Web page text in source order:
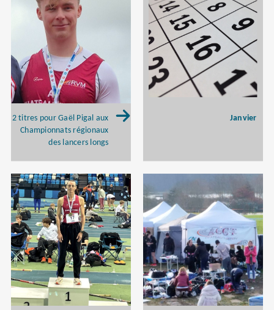
2 titres pour Gaël Pigal aux
Championnats régionaux
des lancers longs
Janvier